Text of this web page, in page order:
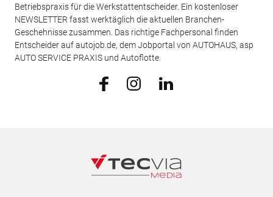
Betriebspraxis für die Werkstattentscheider. Ein kostenloser
NEWSLETTER fasst werktäglich die aktuellen Branchen-
Geschehnisse zusammen. Das richtige Fachpersonal finden
Entscheider auf autojob.de, dem Jobportal von AUTOHAUS, asp
AUTO SERVICE PRAXIS und Autoflotte.